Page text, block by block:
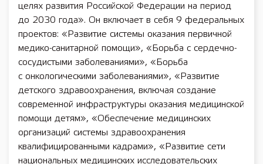
целях развития Российской Федерации на период
до 2030 года». Он включает в себя 9 федеральных
проектов: «Развитие системы оказания первичной
медико-санитарной помощи», «Борьба с сердечно-
сосудистыми заболеваниями», «Борьба
с онкологическими заболеваниями», «Развитие
детского здравоохранения, включая создание
современной инфраструктуры оказания медицинской
помощи детям», «Обеспечение медицинских
организаций системы здравоохранения
квалифицированными кадрами», «Развитие сети
национальных медицинских исследовательских